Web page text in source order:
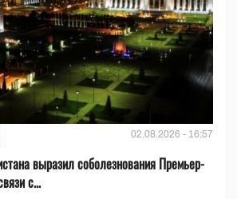
02.08.2026 - 16:57
выразил соболезнования Премьер-
с...